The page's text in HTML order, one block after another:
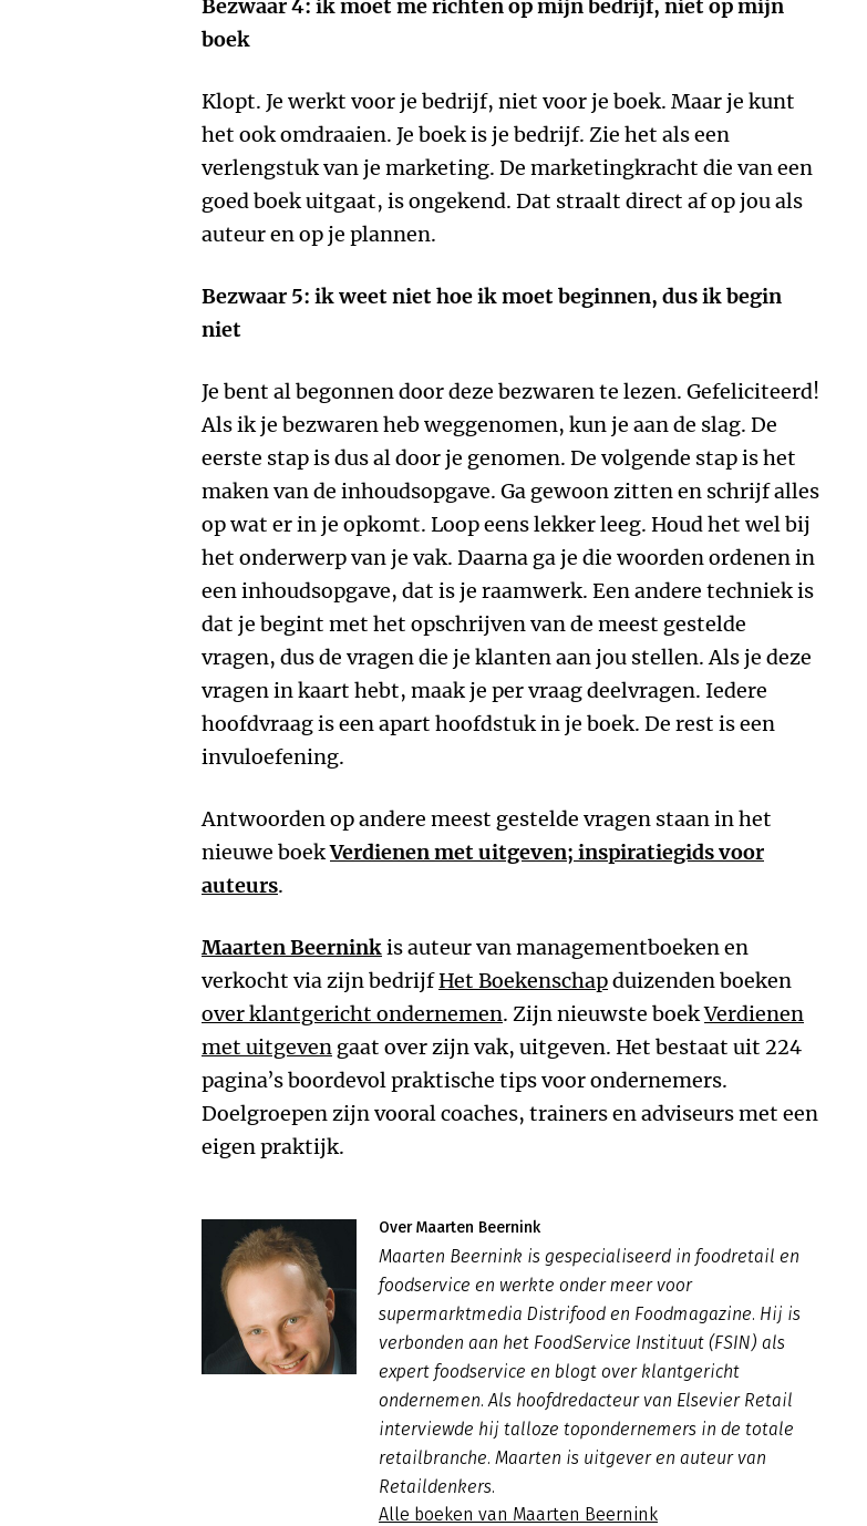
Bezwaar 4: ik moet me richten op mijn bedrijf, niet op mijn
boek
Klopt. Je werkt voor je bedrijf, niet voor je boek. Maar je kunt
het ook omdraaien. Je boek is je bedrijf. Zie het als een
verlengstuk van je marketing. De marketingkracht die van een
goed boek uitgaat, is ongekend. Dat straalt direct af op jou als
auteur en op je plannen.
Bezwaar 5: ik weet niet hoe ik moet beginnen, dus ik begin
niet
Je bent al begonnen door deze bezwaren te lezen. Gefeliciteerd!
Als ik je bezwaren heb weggenomen, kun je aan de slag. De
eerste stap is dus al door je genomen. De volgende stap is het
maken van de inhoudsopgave. Ga gewoon zitten en schrijf alles
op wat er in je opkomt. Loop eens lekker leeg. Houd het wel bij
het onderwerp van je vak. Daarna ga je die woorden ordenen in
een inhoudsopgave, dat is je raamwerk. Een andere techniek is
dat je begint met het opschrijven van de meest gestelde
vragen, dus de vragen die je klanten aan jou stellen. Als je deze
vragen in kaart hebt, maak je per vraag deelvragen. Iedere
hoofdvraag is een apart hoofdstuk in je boek. De rest is een
invuloefening.
Antwoorden op andere meest gestelde vragen staan in het
nieuwe boekVerdienen met uitgeven; inspiratiegids voor
auteurs.
Maarten Beerninkis auteur van managementboeken en
verkocht via zijn bedrijfHet Boekenschapduizenden boeken
over klantgericht ondernemen. Zijn nieuwste boekVerdienen
met uitgeven gaat over zijn vak, uitgeven. Het bestaat uit 224
pagina’s boordevol praktische tips voor ondernemers.
Doelgroepen zijn vooral coaches, trainers en adviseurs met een
eigen praktijk.
Over Maarten Beernink
Maarten Beernink is gespecialiseerd in foodretail en
foodservice en werkte onder meer voor
supermarktmedia Distrifood en Foodmagazine. Hij is
verbonden aan het FoodService Instituut (FSIN) als
expert foodservice en blogt over klantgericht
ondernemen. Als hoofdredacteur van Elsevier Retail
interviewde hij talloze topondernemers in de totale
retailbranche. Maarten is uitgever en auteur van
Retaildenkers.
Alle boeken van Maarten Beernink